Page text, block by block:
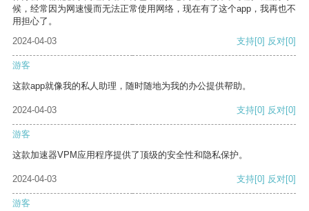
候，经常因为网速慢而无法正常使用网络，现在有了这个app，我再也不
用担心了。
2024-04-03
支持[0] 反对[0]
游客
这款app就像我的私人助理，随时随地为我的办公提供帮助。
2024-04-03 支持[0] 反对[0]
游客
这款加速器VPM应用程序提供了顶级的安全性和隐私保护。
2024-04-03 支持[0] 反对[0]
游客